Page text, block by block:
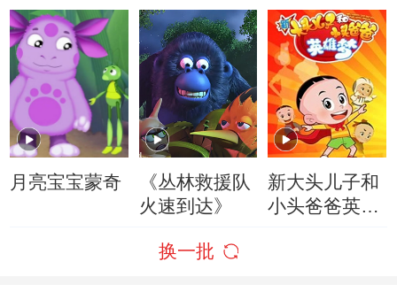
月亮宝宝蒙奇
《丛林救援队
火速到达》
新大头儿子和
小头爸爸英雄
换一批